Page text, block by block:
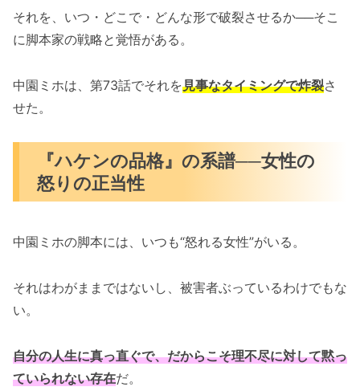
それを、いつ・どこで・どんな形で破裂させるか──そこ
に脚本家の戦略と覚悟がある。
中園ミホは、第73話でそれを見事なタイミングで炸裂さ
せた。
『ハケンの品格』の系譜──女性の
怒りの正当性
中園ミホの脚本には、いつも“怒れる女性”がいる。
それはわがままではないし、被害者ぶっているわけでもな
い。
自分の人生に真っ直ぐで、だからこそ理不尽に対して黙っ
ていられない存在だ。